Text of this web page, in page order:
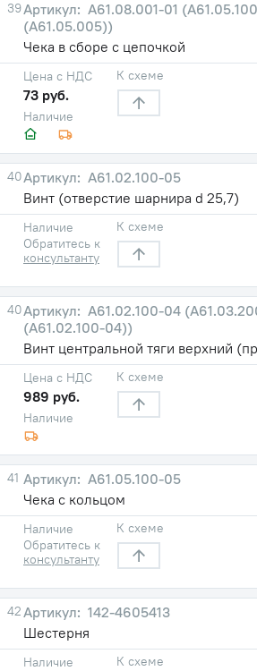
39
А61.08.001-01
(А61.05.005))
Чека в сборе с цепочкой
Наличие
Цена с НДС
73 руб.
К схеме
40
А61.02.100-05
Винт (отверстие шарнира d 25,7)
Наличие
Обратитесь к
консультанту
К схеме
40
А61.02.100-04
(А61.02.100-04))
Винт центральной тяги верхний
Наличие
Цена с НДС
989 руб.
К схеме
41
А61.05.100-05
Чека с кольцом
Наличие
Обратитесь к
консультанту
К схеме
42
142-4605413
Шестерня
Наличие
К схеме